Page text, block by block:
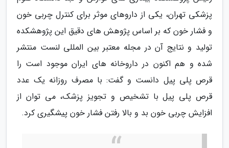
پزشکی تهران، یکی از داروهای موثر برای کنترل چربی خون
و فشار خون که بر اساس پژوهش های دقیق این پژوهشکده
تولید و نتایج آن در مجله معتبر بین المللی لنست منتشر
شده و هم اکنون در داروخانه های ایران موجود است را
قرص پلی پیل دانست و گفت: با مصرف روزانه یک عدد
قرص پلی پیل با تشخیص و تجویز پزشک، می توان از
افزایش چربی خون بد و بالا رفتن فشار خون پیشگیری کرد.